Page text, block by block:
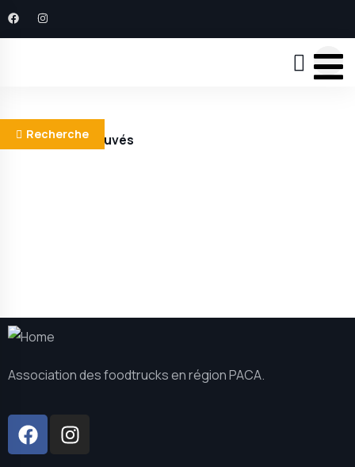
Recherche
résultats trouvés
Association des foodtrucks en région PACA.